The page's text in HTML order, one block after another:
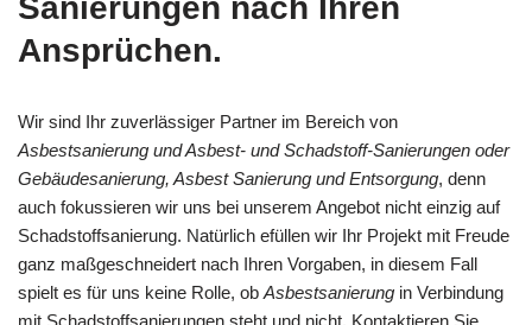
Sanierungen nach Ihren
Ansprüchen.
Wir sind Ihr zuverlässiger Partner im Bereich von
Asbestsanierung und Asbest- und Schadstoff-Sanierungen oder
Gebäudesanierung, Asbest Sanierung und Entsorgung, denn
auch fokussieren wir uns bei unserem Angebot nicht einzig auf
Schadstoffsanierung. Natürlich efüllen wir Ihr Projekt mit Freude
ganz maßgeschneidert nach Ihren Vorgaben, in diesem Fall
spielt es für uns keine Rolle, ob Asbestsanierung in Verbindung